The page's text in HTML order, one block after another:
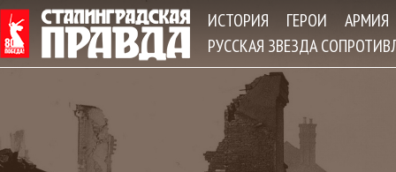
ИСТОРИЯ ГЕРОИ
АРМИЯ
РУССКАЯ ЗВЕЗДА